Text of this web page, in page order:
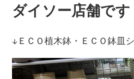
ダイソー店舗です
↓ＥＣＯ植木鉢・ＥＣＯ鉢皿シ